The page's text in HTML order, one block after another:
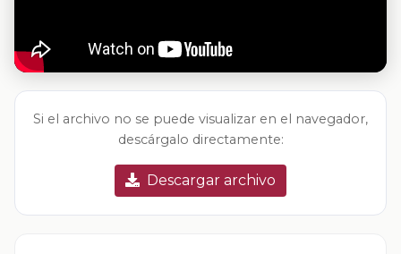
Si el archivo no se puede visualizar en el navegador,
descárgalo directamente:
Descargar archivo